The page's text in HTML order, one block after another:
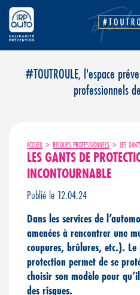
#TOUTROULE, l'espace
professionnels
ACCUEIL > RISQUES PROFESSIONNELS > LES
LES GANTS DE
INCONTOURNABLE
Publié le 12.04.24
Dans les services de
amenées à rencontrer une
coupures, brûlures, etc.).
protection permet de se
choisir son modèle pour
des risques.